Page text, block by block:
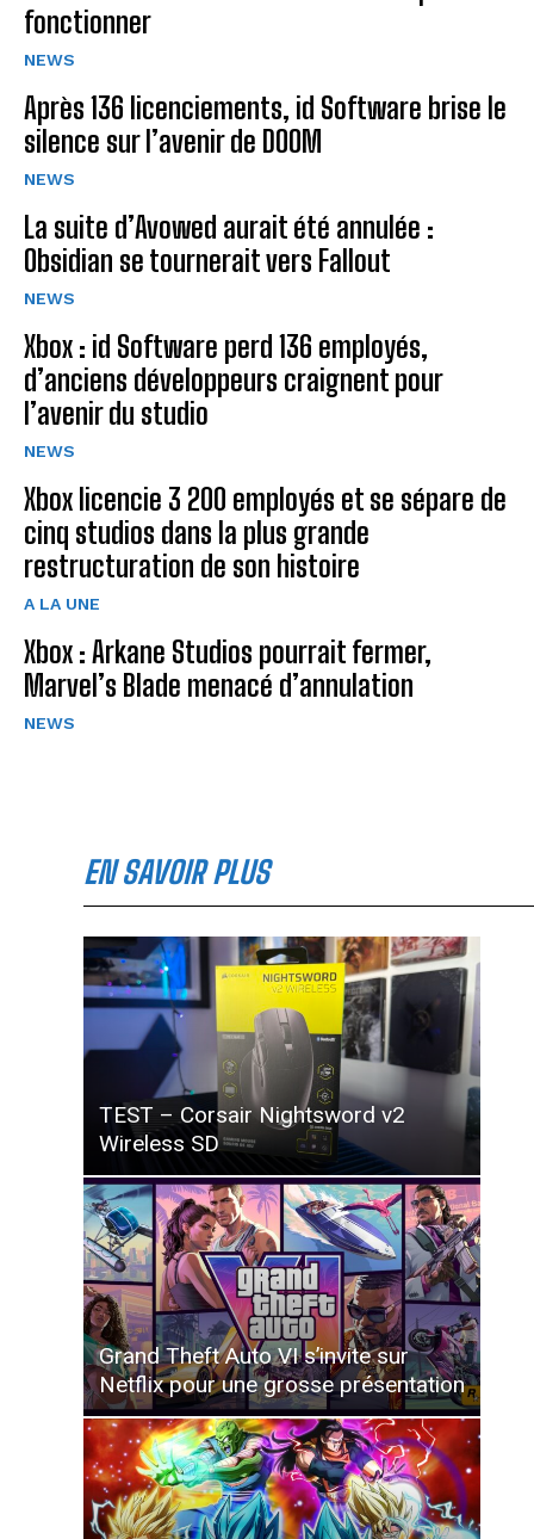
fonctionner
NEWS
Après 136 licenciements, id Software brise le
silence sur l’avenir de DOOM
NEWS
La suite d’Avowed aurait été annulée :
Obsidian se tournerait vers Fallout
NEWS
Xbox : id Software perd 136 employés,
d’anciens développeurs craignent pour
l’avenir du studio
NEWS
Xbox licencie 3 200 employés et se sépare de
cinq studios dans la plus grande
restructuration de son histoire
A LA UNE
Xbox : Arkane Studios pourrait fermer,
Marvel’s Blade menacé d’annulation
NEWS
EN SAVOIR PLUS
TEST – Corsair Nightsword v2
Wireless SD
Grand Theft Auto VI s’invite sur
Netflix pour une grosse présentation